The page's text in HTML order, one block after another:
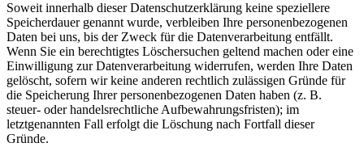
Soweit innerhalb dieser Datenschutzerklärung keine speziellere
Speicherdauer genannt wurde, verbleiben Ihre personenbezogenen
Daten bei uns, bis der Zweck für die Datenverarbeitung entfällt.
Wenn Sie ein berechtigtes Löschersuchen geltend machen oder eine
Einwilligung zur Datenverarbeitung widerrufen, werden Ihre Daten
gelöscht, sofern wir keine anderen rechtlich zulässigen Gründe für
die Speicherung Ihrer personenbezogenen Daten haben (z. B.
steuer- oder handelsrechtliche Aufbewahrungsfristen); im
letztgenannten Fall erfolgt die Löschung nach Fortfall dieser
Gründe.